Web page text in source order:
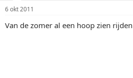
6 okt 2011
Van de zomer al een hoop zien